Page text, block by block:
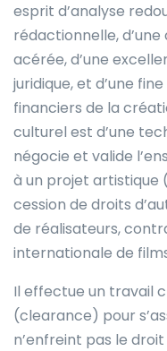
esprit d’analyse
rédactionnelle,
acérée, d’une
juridique, et d’une
financiers de la
culturel est d’une
négocie et valide
à un projet artistique
cession de droits
de réalisateurs,
internationale de
Il effectue un travail
(clearance) pour
n’enfreint pas le